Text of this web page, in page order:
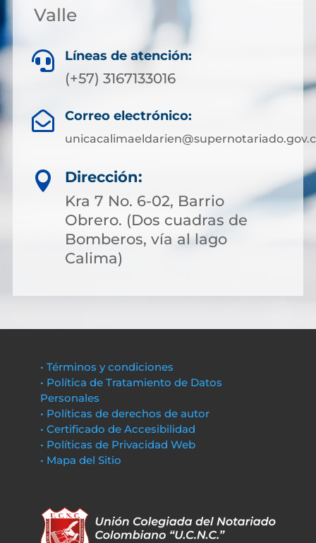
Valle
 Líneas de atención:
(+57) 3167133016
 Correo electrónico:

Dirección:
Kra 7 No. 6-02, Barrio
Obrero. (Dos cuadras de
Bomberos, vía al lago
Calima)
• Términos y condiciones
• Política de Tratamiento de Datos
Personales
• Políticas de derechos de autor
• Certificado de Accesibilidad
• Políticas de Privacidad Web
• Mapa del Sitio